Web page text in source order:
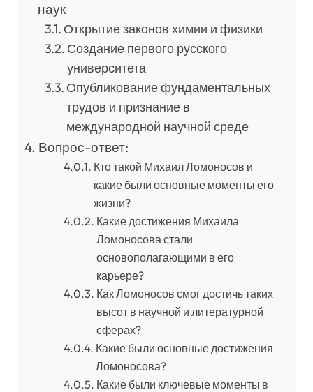
наук
Открытие законов химии и физики
Создание первого русского
университета
Опубликование фундаментальных
трудов и признание в
международной научной среде
Вопрос-ответ:
Кто такой Михаил Ломоносов и
какие были основные моменты его
жизни?
Какие достижения Михаила
Ломоносова стали
основополагающими в его
карьере?
Как Ломоносов смог достичь таких
высот в научной и литературной
сферах?
Какие были основные достижения
Ломоносова?
Какие были ключевые моменты в